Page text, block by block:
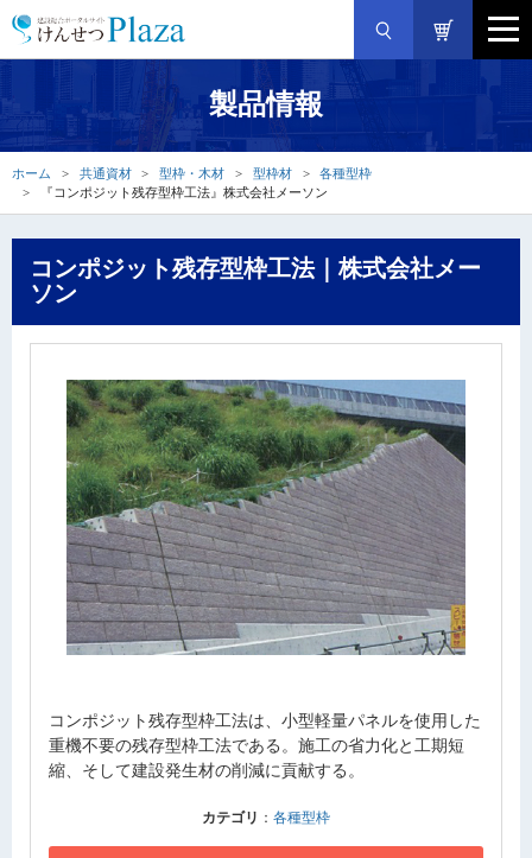
製品情報
ホーム 共通資材 型枠・木材 型枠材
各種型枠
『コンポジット残存型枠工法』株式会社メーソン
コンポジット残存型枠工法｜株式会社メー
ソン
コンポジット残存型枠工法は、小型軽量パネルを使用した
重機不要の残存型枠工法である。施工の省力化と工期短
縮、そして建設発生材の削減に貢献する。
カテゴリ ： 各種型枠